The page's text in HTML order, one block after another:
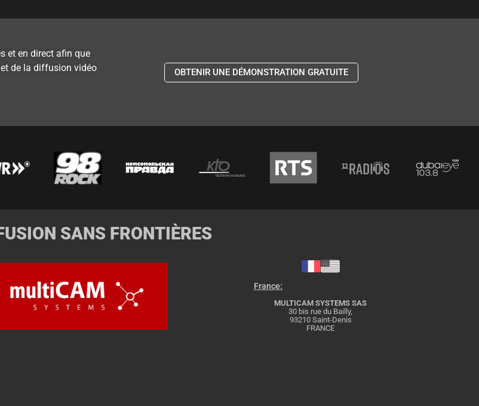
et en direct afin que
de la diffusion vidéo
OBTENIR UNE DÉMONSTRATION GRATUITE
SANS FRONTIÈRES
France:
MULTICAM SYSTEMS SAS
30 bis rue du Bailly,
93210 Saint-Denis
FRANCE